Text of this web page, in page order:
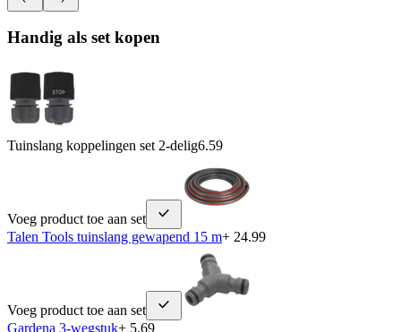
Handig als set kopen
Tuinslang koppelingen set 2-delig6.59
Voeg product toe aan set
Talen Tools tuinslang gewapend 15 m+ 24.99
Voeg product toe aan set
Gardena 3-wegstuk+ 5.69